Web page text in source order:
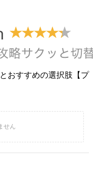
おすすめの選択肢【プ